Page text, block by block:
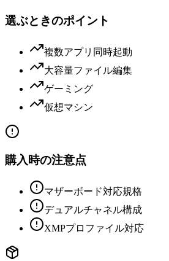
選ぶときのポイント
複数アプリ同時起動
大容量ファイル編集
ゲーミング
仮想マシン
購入時の注意点
マザーボード対応規格
デュアルチャネル構成
XMPプロファイル対応